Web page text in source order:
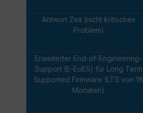
Antwort Zeit (nicht kritisches
Problem)
Erweiterter End-of-Engineering-
Support (E-EoES) für Long Term
Supported Firmware (LTS von 18
Monaten)